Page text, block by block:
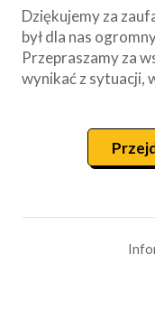
Dziękujemy za
był dla nas
Przepraszamy za
wynikać z sytuacji,